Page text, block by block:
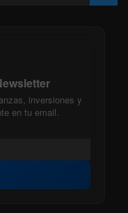
inversiones y
en tu email.